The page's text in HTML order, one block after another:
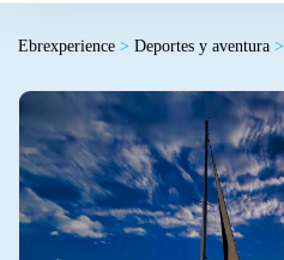
Ebrexperience > Deportes y aventura >